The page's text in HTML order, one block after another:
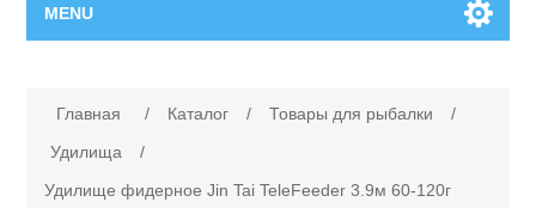
MENU
Каталог
Главная / Каталог / Товары для рыбалки
/
Удилища
/
Удилище фидерное Jin Tai TeleFeeder 3.9м 60-120г